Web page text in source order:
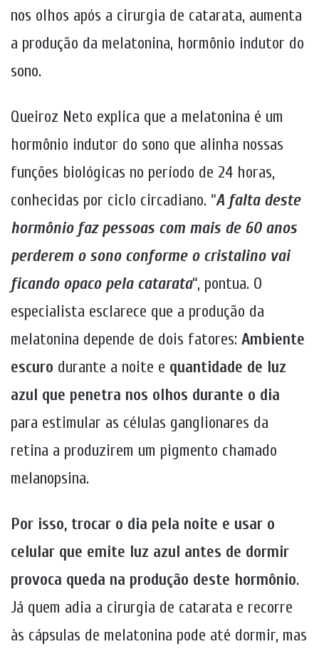
nos olhos após a cirurgia de catarata, aumenta
a produção da melatonina, hormônio indutor do
sono.
Queiroz Neto explica que a melatonina é um
hormônio indutor do sono que alinha nossas
funções biológicas no período de 24 horas,
conhecidas por ciclo circadiano. “A falta deste
hormônio faz pessoas com mais de 60 anos
perderem o sono conforme o cristalino vai
ficando opaco pela catarata“, pontua. O
especialista esclarece que a produção da
melatonina depende de dois fatores: Ambiente
escuro durante a noite e quantidade de luz
azul que penetra nos olhos durante o dia
para estimular as células ganglionares da
retina a produzirem um pigmento chamado
melanopsina.
Por isso, trocar o dia pela noite e usar o
celular que emite luz azul antes de dormir
provoca queda na produção deste hormônio.
Já quem adia a cirurgia de catarata e recorre
às cápsulas de melatonina pode até dormir, mas